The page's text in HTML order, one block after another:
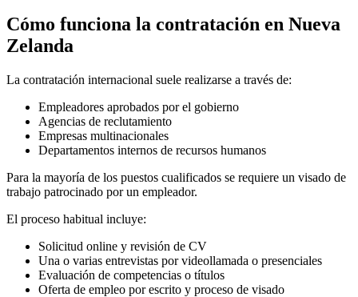
Cómo funciona la contratación en Nueva
Zelanda
La contratación internacional suele realizarse a través de:
Empleadores aprobados por el gobierno
Agencias de reclutamiento
Empresas multinacionales
Departamentos internos de recursos humanos
Para la mayoría de los puestos cualificados se requiere un visado de
trabajo patrocinado por un empleador.
El proceso habitual incluye:
Solicitud online y revisión de CV
Una o varias entrevistas por videollamada o presenciales
Evaluación de competencias o títulos
Oferta de empleo por escrito y proceso de visado